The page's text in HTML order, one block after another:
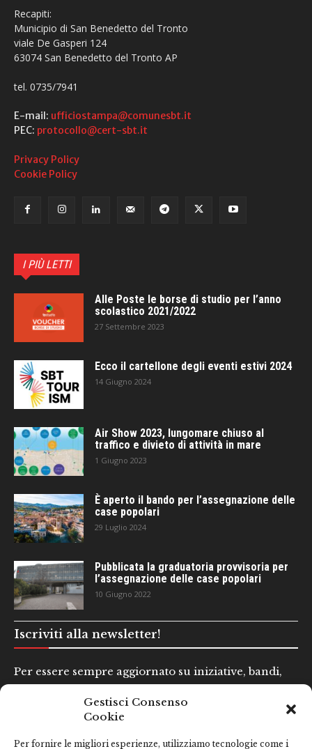
Gestisci Consenso
Cookie
Per fornire le migliori esperienze, utilizziamo tecnologie come i
Recapiti:
Municipio di San Benedetto del Tronto
viale De Gasperi 124
63074 San Benedetto del Tronto AP
tel. 0735/7941
E-mail: ufficiostampa@comunesbt.it
PEC: protocollo@cert-sbt.it
Privacy Policy
Cookie Policy
I PIÙ LETTI
Alle Poste le borse di studio per l’anno
scolastico 2021/2022
27 Settembre 2023
Ecco il cartellone degli eventi estivi 2024
14 Giugno 2024
Air Show 2023, lungomare chiuso al
traffico e divieto di attività in mare
1 Giugno 2023
È aperto il bando per l’assegnazione delle
case popolari
29 Luglio 2024
Pubblicata la graduatoria provvisoria per
l’assegnazione delle case popolari
10 Giugno 2022
Iscriviti alla newsletter!
Per essere sempre aggiornato su iniziative, bandi,